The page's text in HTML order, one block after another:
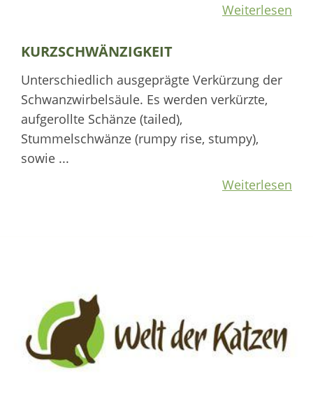
Weiterlesen
KURZSCHWÄNZIGKEIT
Unterschiedlich ausgeprägte Verkürzung der
Schwanzwirbelsäule. Es werden verkürzte,
aufgerollte Schänze (tailed),
Stummelschwänze (rumpy rise, stumpy),
sowie ...
Weiterlesen